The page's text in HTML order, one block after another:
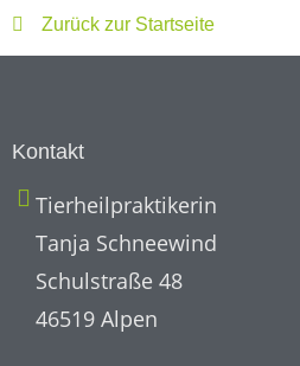
Zurück zur Startseite
Kontakt
Tierheilpraktikerin
Tanja Schneewind
Schulstraße 48
46519 Alpen